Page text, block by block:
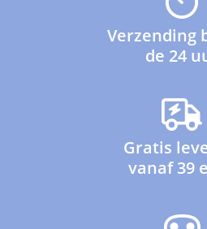
Verzending
de 24
Gratis
vanaf 39